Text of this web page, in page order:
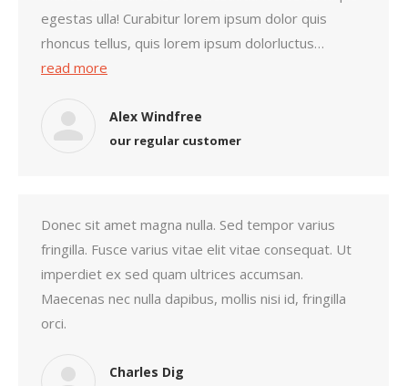
egestas ulla! Curabitur lorem ipsum dolor quis
rhoncus tellus, quis lorem ipsum dolorluctus…
read more
Alex Windfree
our regular customer
Donec sit amet magna nulla. Sed tempor varius
fringilla. Fusce varius vitae elit vitae consequat. Ut
imperdiet ex sed quam ultrices accumsan.
Maecenas nec nulla dapibus, mollis nisi id, fringilla
orci.
Charles Dig